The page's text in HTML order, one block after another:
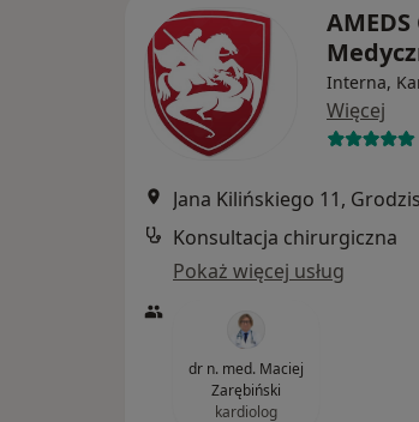
Interna,
Więcej
Jana Kilińskiego 11,
Konsultacja chirurgiczna
Pokaż więcej usług
dr n. med. Maciej
Zarębiński
kardiolog